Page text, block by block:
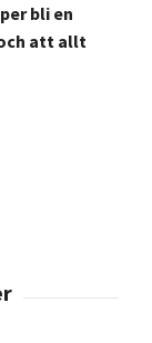
bli en
att allt